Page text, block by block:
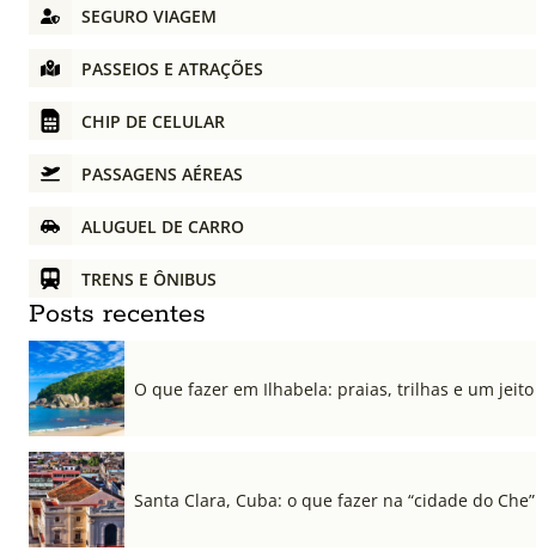
SEGURO VIAGEM
PASSEIOS E ATRAÇÕES
CHIP DE CELULAR
PASSAGENS AÉREAS
ALUGUEL DE CARRO
TRENS E ÔNIBUS
Posts recentes
O que fazer em Ilhabela: praias, trilhas e um
Santa Clara, Cuba: o que fazer na “cidade do Che”